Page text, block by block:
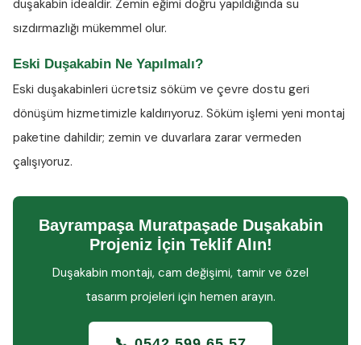
duşakabin idealdir. Zemin eğimi doğru yapıldığında su
sızdırmazlığı mükemmel olur.
Eski Duşakabin Ne Yapılmalı?
Eski duşakabinleri ücretsiz söküm ve çevre dostu geri
dönüşüm hizmetimizle kaldırıyoruz. Söküm işlemi yeni montaj
paketine dahildir; zemin ve duvarlara zarar vermeden
çalışıyoruz.
Bayrampaşa Muratpaşade Duşakabin
Projeniz İçin Teklif Alın!
Duşakabin montajı, cam değişimi, tamir ve özel
tasarım projeleri için hemen arayın.